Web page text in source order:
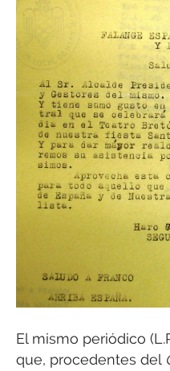
El mismo periódico
que, procedentes del